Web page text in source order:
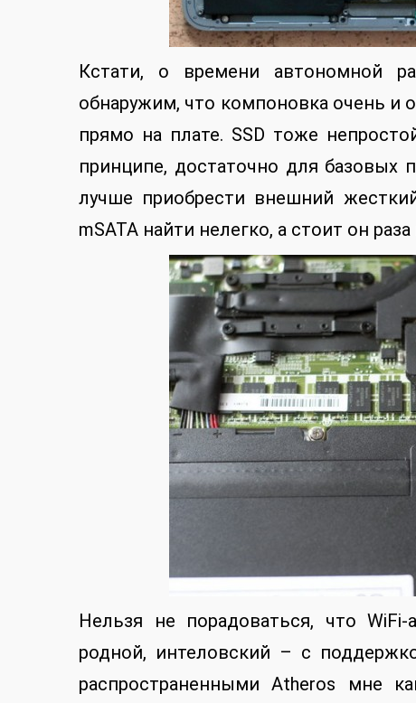
Кстати, о времени автономной
обнаружим, что компоновка очень и
прямо на плате. SSD тоже
принципе, достаточно для базовых
лучше приобрести внешний
mSATA найти нелегко, а стоит он
Нельзя не порадоваться, что WiFi-
родной, интеловский – с
распространенными Atheros мне